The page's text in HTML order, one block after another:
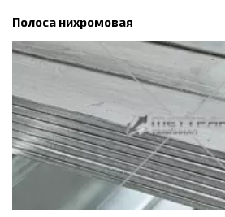
Полоса нихромовая